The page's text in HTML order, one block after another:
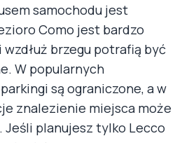
samochodu jest
Como jest bardzo
wzdłuż brzegu potrafią być
W popularnych
są ograniczone, a w
znalezienie miejsca może
Jeśli planujesz tylko Lecco